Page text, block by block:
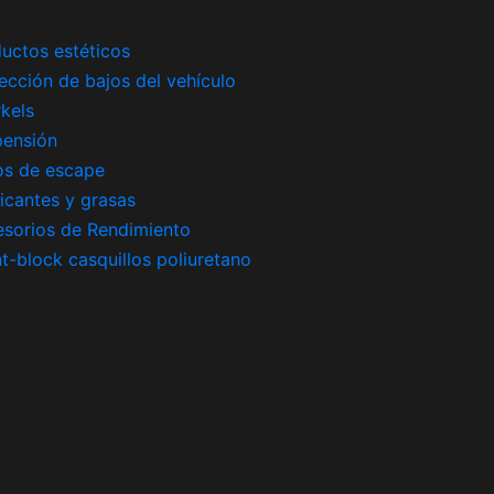
estéticos
de bajos del vehículo
de escape
y grasas
de Rendimiento
block casquillos poliuretano